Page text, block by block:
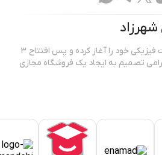
شهرزاد
کالای شهرزاد از سال 13۸۸ فعایت فیزیکی خود را آغاز کرده و پس افتتاح ۳
تصمیم به ایجاد یک فروشگاه مجازی
بررسی، انتخاب و خرید آنلاین یک خرید
است که بتواند کالاهایی متنوع، باکیفیت
زمان ی کوتاه به دست مشتریان خود برساند و
ویژگی‌هایی که فروشگاه اینترنتی کالای